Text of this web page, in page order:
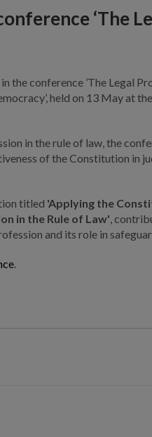
‘The
the conference ‘The Legal
held on 13 May at
in the rule of law, the
of the Constitution in
titled 'Applying the
in the Rule of Law' ,
and its role in